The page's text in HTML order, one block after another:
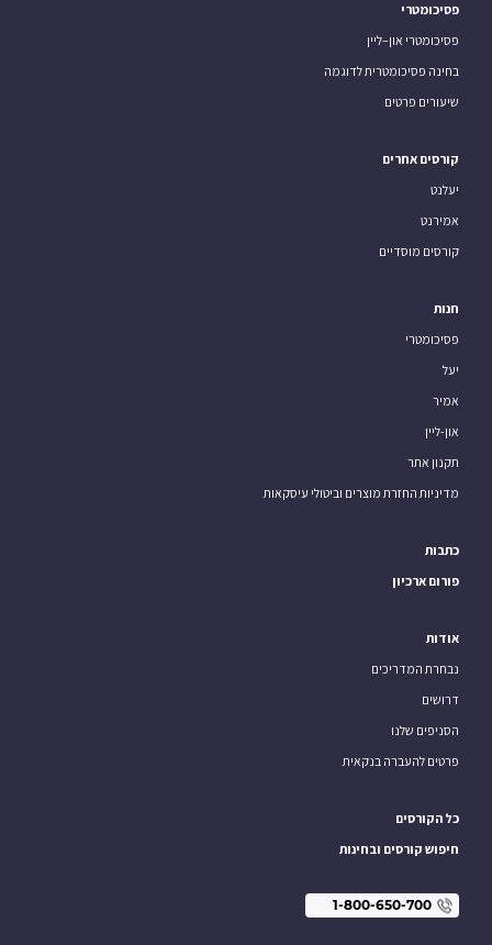
פסיכומטרי
פסיכומטרי און–ליין
בחינה פסיכומטרית לדוגמה
שיעורים פרטים
קורסים אחרים
יעלנט
אמירנט
קורסים מוסדיים
חנות
פסיכומטרי
יעל
אמיר
און-ליין
תקנון אתר
מדיניות החזרת מוצרים וביטולי עיסקאות
כתבות
פורום ארכיון
אודות
נבחרת המדריכים
דרושים
הסניפים שלנו
פרטים להעברה בנקאית
כל הקורסים
חיפוש קורסים ובחינות
1-800-650-700